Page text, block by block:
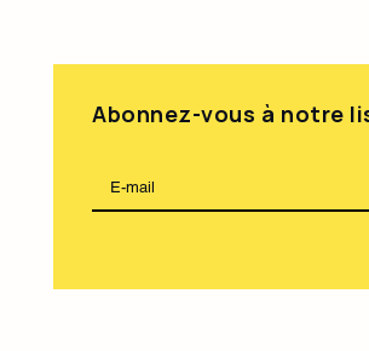
Abonnez-vous à notre